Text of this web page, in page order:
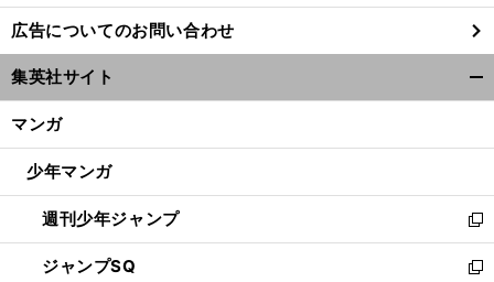
し
い
ウ
ィ
ン
ウ
開
く
広告についてのお問い合わせ
集英社サイト
マンガ
少年マンガ
週刊少年ジャンプ
新
し
い
ジャンプSQ
新